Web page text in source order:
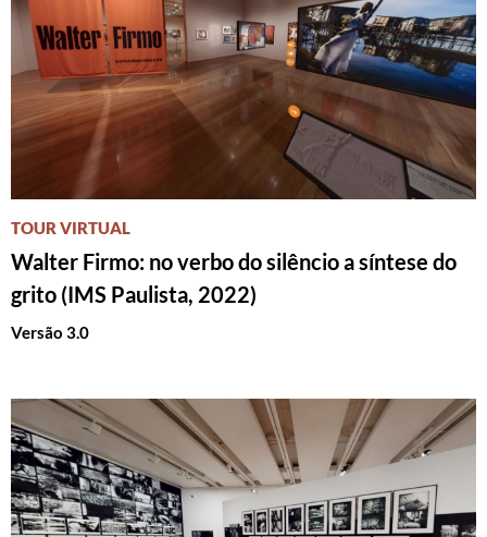
TOUR VIRTUAL
Walter Firmo: no verbo do silêncio a síntese do
grito (IMS Paulista, 2022)
Versão 3.0